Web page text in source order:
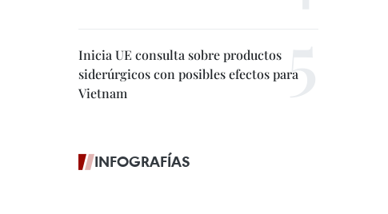
Inicia UE consulta sobre productos
siderúrgicos con posibles efectos para
Vietnam
INFOGRAFÍAS